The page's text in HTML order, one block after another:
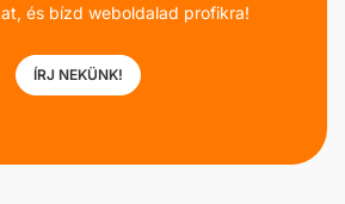
és bízd weboldalad profikra!
ÍRJ NEKÜNK!